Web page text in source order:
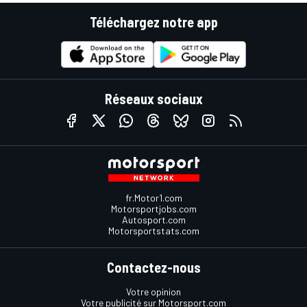
Téléchargez notre app
Réseaux sociaux
fr.Motor1.com
Motorsportjobs.com
Autosport.com
Motorsportstats.com
Contactez-nous
Votre opinion
Votre publicité sur Motorsport.com